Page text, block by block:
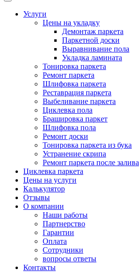
Услуги
Цены на укладку
Демонтаж паркета
Паркетной доски
Выравнивание пола
Укладка ламината
Тонировка паркета
Ремонт паркета
Шлифовка паркета
Реставрация паркета
Выбеливание паркета
Циклевка пола
Брашировка паркет
Шлифовка пола
Ремонт доски
Тонировка паркета из бука
Устранение скрипа
Ремонт паркета после залива
Циклевка паркета
Цены на услуги
Калькулятор
Отзывы
О компании
Наши работы
Партнерство
Гарантии
Оплата
Сотрудники
вопросы ответы
Контакты